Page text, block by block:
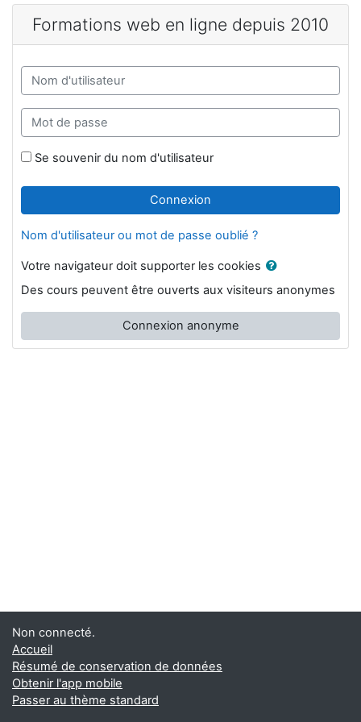
Passer au contenu principal
Formations web en ligne depuis 2010
Nom d'utilisateur
Mot de passe
Se souvenir du nom d'utilisateur
Connexion
Nom d'utilisateur ou mot de passe oublié ?
Votre navigateur doit supporter les cookies
Des cours peuvent être ouverts aux visiteurs anonymes
Connexion anonyme
Non connecté.
Accueil
Résumé de conservation de données
Obtenir l'app mobile
Passer au thème standard